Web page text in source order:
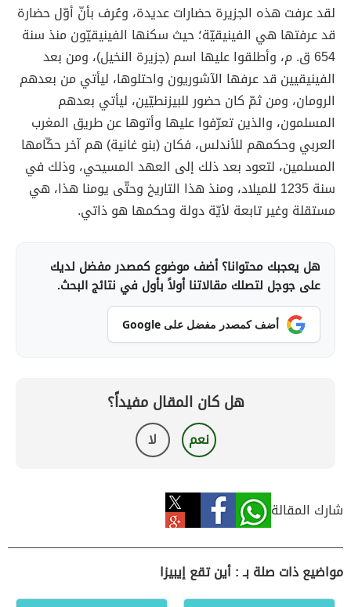
لقد عرفت هذه الجزيرة حضارات عديدة، وعُرف بأنّ أوّل حضارة
قد عرفتها هي الفينيقيّة؛ حيث سكنها الفينيقيّون منذ سنة
654 ق. م، وأطلقوا عليها اسم (جزيرة النخيل)، ومن بعد
الفينيقيين قد عرفها الآشوريون واحتلوها، ليأتي من بعدهم
الرومان، ومن ثمّ كان حضور للبيزنطيّين، ليأتي بعدهم
المسلمون، والذين تعرّفوا عليها وأتوها عن طريق المغرب
العربي وحكمهم للأندلس، فكان (بنو غانية) هم آخر حكّامها
المسلمين، لتعود بعد ذلك إلى العهد المسيحي، وذلك في
سنة 1235 للميلاد، ومنذ هذا التاريخ وحتّى يومنا هذا، هي
مستقلة وغير تابعة لأيّة دولة وحكمها هو ذاتي.
هل يعجبك محتوانا؟ أضف موضوع كمصدر مفضل لديك
على جوجل لتصلك مقالاتنا أولاً بأول في نتائج البحث.
أضف كمصدر مفضل على Google
هل كان المقال مفيداً؟
نعم لا
شارك المقالة
مواضيع ذات صلة بـ : أين تقع إيبيزا